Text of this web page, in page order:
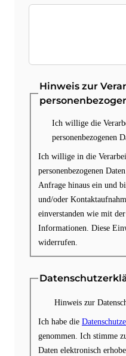
Hinweis zur
Ich willige die
personenbezogenen
Ich willige in die
personenbezogenen
Anfrage hinaus ein und
und/oder
einverstanden wie mit
Informationen. Diese
widerrufen.
Hinweis zur
Ich habe die
genommen. Ich stimme
Daten elektronisch